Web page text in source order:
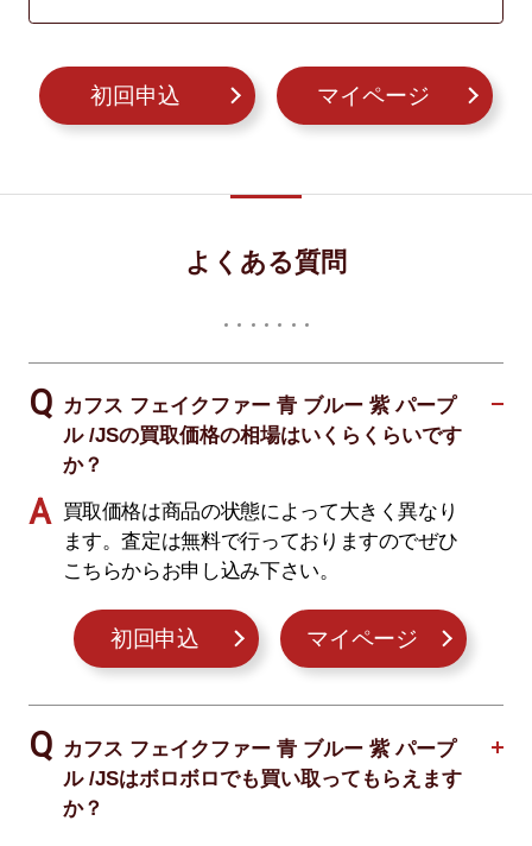
初回申込 マイページ
よくある質問
カフス フェイクファー 青 ブルー 紫 パープ
ル /JSの買取価格の相場はいくらくらいです
か？
買取価格は商品の状態によって大きく異なり
ます。査定は無料で行っておりますのでぜひ
こちらからお申し込み下さい。
初回申込 マイページ
カフス フェイクファー 青 ブルー 紫 パープ
ル /JSはボロボロでも買い取ってもらえます
か？